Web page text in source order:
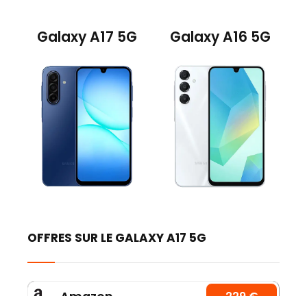
Galaxy A17 5G Galaxy A16 5G
OFFRES SUR LE GALAXY A17 5G